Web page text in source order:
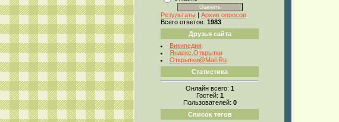
Результаты | Архив опросов
Всего ответов: 1983
Друзья сайта
Википедия
Яндекс.Открытки
Открытки@Mail.Ru
Статистика
Онлайн всего: 1
Гостей: 1
Пользователей: 0
Список тегов